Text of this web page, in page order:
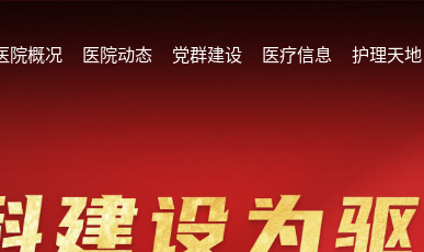
院概况 医院动态 党群建设 医疗信息 护理天地